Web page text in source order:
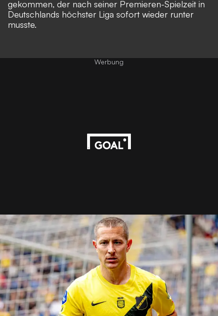
gekommen, der nach seiner Premieren-Spielzeit in
Deutschlands höchster Liga sofort wieder runter
musste.
Werbung